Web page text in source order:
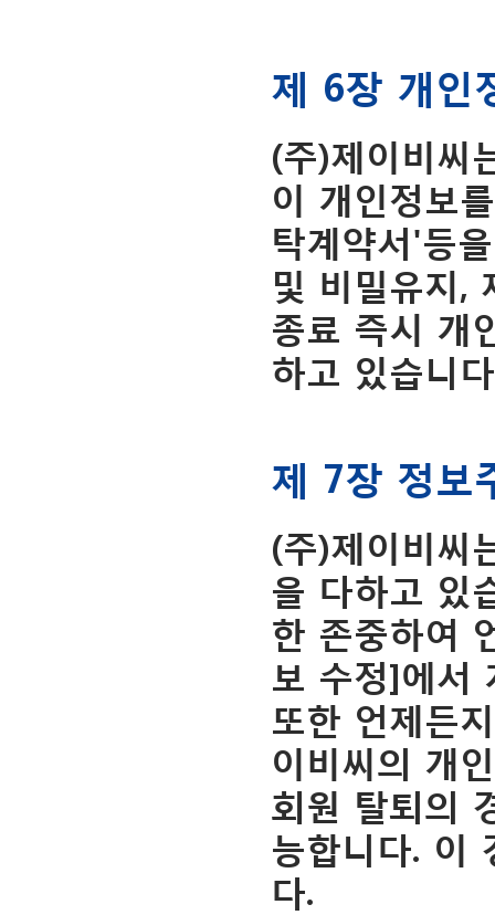
제 6장 개인
(주)제이비씨
이 개인정보
탁계약서'등
및 비밀유지,
종료 즉시 개
하고 있습니
제 7장 정보
(주)제이비씨
을 다하고 있
한 존중하여
보 수정]에서
또한 언제든
이비씨의 개
회원 탈퇴의
능합니다. 이
다.